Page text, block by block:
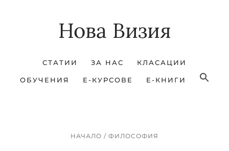
Нова Визия
СТАТИИ ЗА НАС КЛАСАЦИИ
ОБУЧЕНИЯ Е-КУРСОВЕ Е-КНИГИ
НАЧАЛО / ФИЛОСОФИЯ